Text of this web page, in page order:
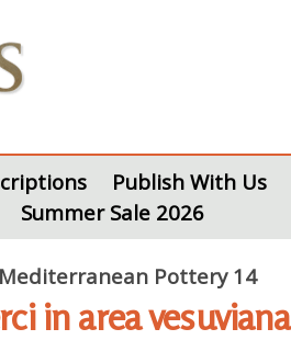
Publish With Us
Summer Sale 2026
Pottery 14
in area vesuviana